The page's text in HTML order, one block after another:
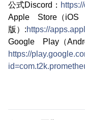
公式Discord：
Apple Store（iOS
版）:https://
Google Play（
https://